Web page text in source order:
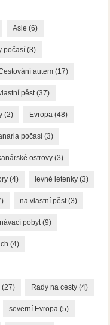
Asie (6)
počasí (3)
autem (17)
pěst(37)
(2) Evropa (48)
počasí (3)
ostrovy (3)
(4) levné letenky (3)
na vlastní pěst(3)
pobyt(9)
(4)
(27) Rady na cesty (4)
severní Evropa (5)